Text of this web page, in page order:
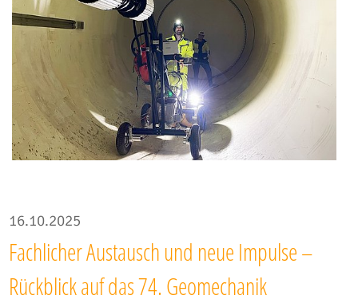
16.10.2025
Fachlicher Austausch und neue Impulse –
Rückblick auf das 74. Geomechanik